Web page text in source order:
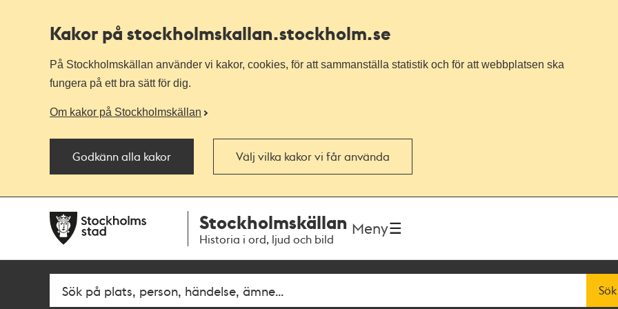
Kakor på stockholmskallan.stockholm.se
På Stockholmskällan använder vi kakor, cookies, för att sammanställa statistik och för att webbplatsen ska
fungera på ett bra sätt för dig.
Om kakor på Stockholmskällan
Godkänn alla kakor Välj vilka kakor vi får använda
navigationen
huvudinnehållet
Stockholmskällan
Historia i ord, ljud och bild
Meny
Fritextsök Sök